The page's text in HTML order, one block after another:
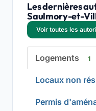
Les dernières
Saulmory-et-
Voir toutes les
Logements 1
Locaux non
Permis